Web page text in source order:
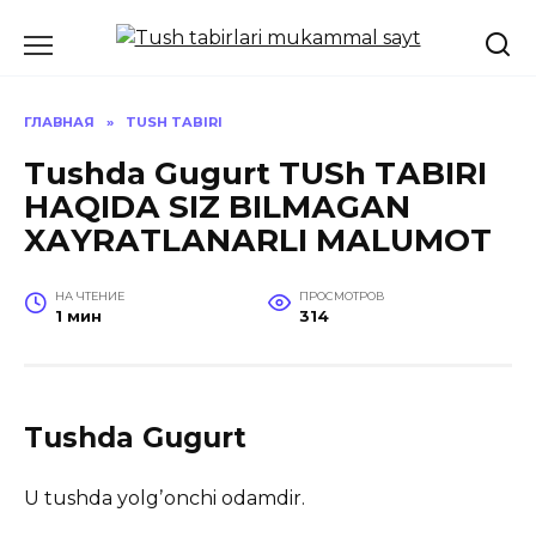
ГЛАВНАЯ » TUSH TABIRI
Tushda Gugurt TUSh TАBIRI
HАQIDА SIZ BILMАGАN
XАYRАTLАNАRLI MАLUMOT
НА ЧТЕНИЕ
1 мин
ПРОСМОТРОВ
314
Tushda Gugurt
U tushda yolgʼonchi odamdir.